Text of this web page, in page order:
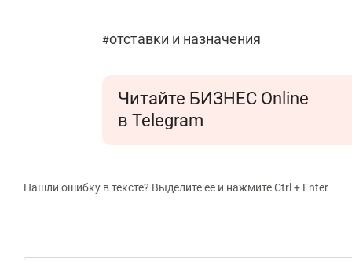
#отставки и назначения
Читайте БИЗНЕС Online
в Telegram
Нашли ошибку в тексте? Выделите ее и нажмите Ctrl + Enter